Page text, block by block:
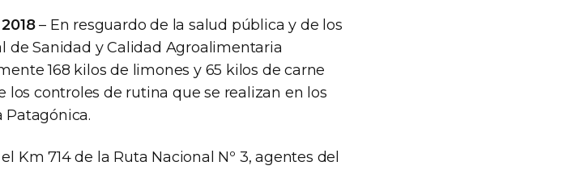
– En resguardo de la salud pública y de los
de Sanidad y Calidad Agroalimentaria
168 kilos de limones y 65 kilos de carne
controles de rutina que se realizan en los
Patagónica.
Km 714 de la Ruta Nacional Nº 3, agentes del